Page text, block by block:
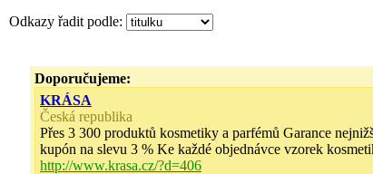
Odkazy řadit podle:
Doporučujeme:
KRÁSA
Česká republika
Přes 3 300 produktů kosmetiky a parfémů Garance
kupón na slevu 3 % Ke každé objednávce vzorek
http://www.krasa.cz/?d=406